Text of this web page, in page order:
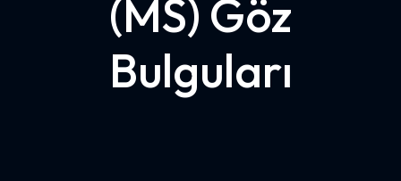
(MS) Göz
Bulguları